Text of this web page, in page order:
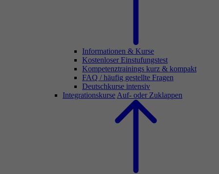
Informationen & Kurse
Kostenloser Einstufungstest
Kompetenztrainings kurz & kompakt
FAQ / häufig gestellte Fragen
Deutschkurse intensiv
Integrationskurse Auf- oder Zuklappen